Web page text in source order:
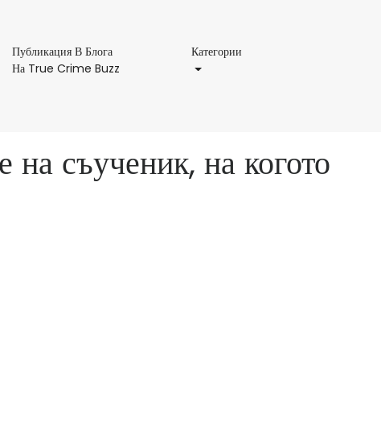
Публикация В Блога
На True Crime Buzz
Buzz
Категории
на съученик, на когото